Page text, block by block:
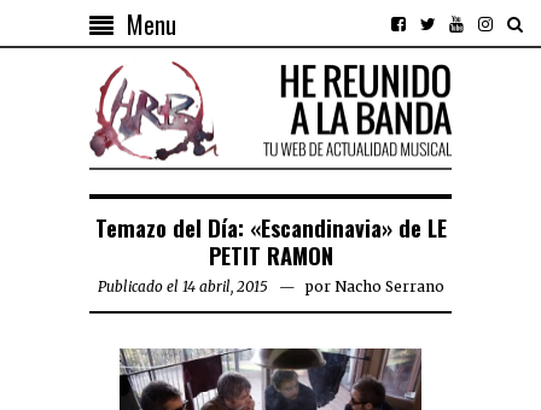
Menu
Temazo del Día: «Escandinavia» de LE
PETIT RAMON
Publicado el 14 abril, 2015 por Nacho Serrano